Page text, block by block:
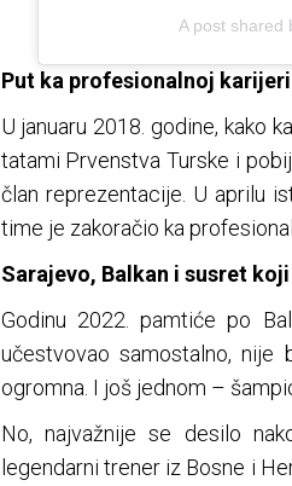
A post shared
Put ka profesionalnoj
U januaru 2018. godine, kako
tatami Prvenstva Turske i
član reprezentacije. U aprilu
time je zakoračio ka
Sarajevo, Balkan i susret
Godinu 2022. pamtiće po
učestvovao samostalno,
ogromna. I još jednom –
No, najvažnije se desilo
legendarni trener iz Bosne i